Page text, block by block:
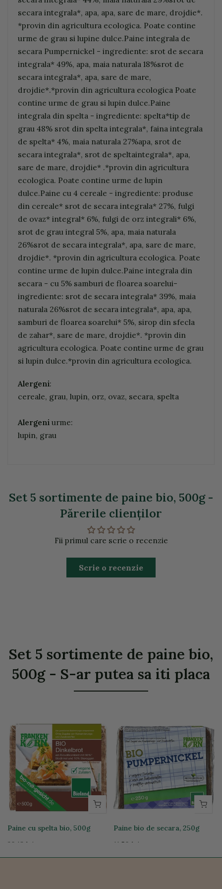
secara integrala*, apa, apa, sare de mare, drojdie*.
*provin din agricultura ecologica. Poate contine
urme de grau si lupine dulce.Paine integrala de
secara Pumpernickel - ingrediente: srot de secara
integrala* 49%, apa, maia naturala 18%srot de
secara integrala*, apa, sare de mare,
drojdie*.*provin din agricultura ecologica Poate
contine urme de grau si lupin dulce.Paine
integrala din spelta - ingrediente: spelta*tip de
grau 48% srot din spelta integrala*, faina integrala
de spelta* 4%, maia naturala 27%apa, srot de
secara integrala*, srot de speltaintegrala*, apa,
sare de mare, drojdie* .*provin din agricultura
ecologica. Poate contine urme de lupin
dulce.Paine cu 4 cereale - ingrediente: produse
din cereale* srot de secara integrala* 27%, fulgi
de ovaz* integral* 6%, fulgi de orz integrali* 6%,
srot de grau integral 5%, apa, maia naturala
26%srot de secara integrala*, apa, sare de mare,
drojdie*. *provin din agricultura ecologica. Poate
contine urme de lupin dulce.Paine integrala din
secara - cu 5% samburi de floarea soarelui-
ingrediente: srot de secara integrala* 39%, maia
naturala 26%srot de secara integrala*, apa, apa,
samburi de floarea soarelui* 5%, sirop din sfecla
de zahar*, sare de mare, drojdie*. *provin din
agricultura ecologica. Poate contine urme de grau
si lupin dulce.*provin din agricultura ecologica.
Alergeni:
cereale, grau, lupin, orz, ovaz, secara, spelta
Alergeni urme:
lupin, grau
Set 5 sortimente de paine bio, 500g -
Părerile clienţilor
Fii primul care scrie o recenzie
Scrie o recenzie
Set 5 sortimente de paine bio,
500g - S-ar putea sa iti placa
Paine cu spelta bio, 500g
20,18 lei
Paine bio de secara, 250g
11,50 lei